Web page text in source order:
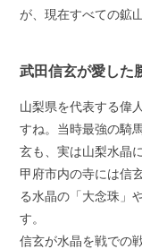
が、現在すべての鉱
武田信玄が愛した
山梨県を代表する偉
すね。当時最強の騎
玄も、実は山梨水晶
甲府市内の寺には信
る水晶の「大念珠」
す。
信玄が水晶を戦での